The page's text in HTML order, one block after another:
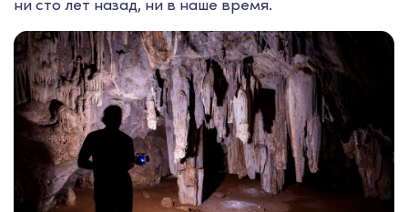
ни сто лет назад, ни в наше время.